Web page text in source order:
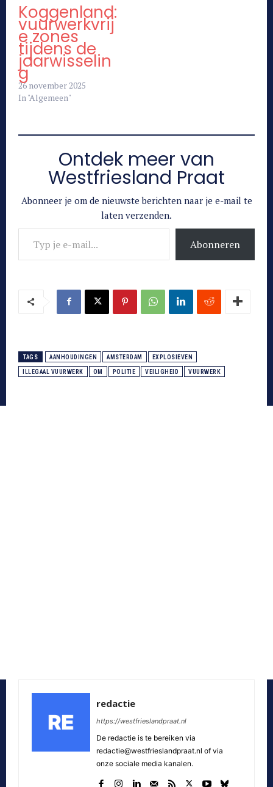
Koggenland:
vuurwerkvrij
e zones
tijdens de
jaarwisselin
g
26 november 2025
In "Algemeen"
Ontdek meer van
Westfriesland Praat
Abonneer je om de nieuwste berichten naar je e-mail te
laten verzenden.
Typ je e-mail...
Abonneren
TAGS AANHOUDINGEN AMSTERDAM EXPLOSIEVEN
ILLEGAAL VUURWERK OM POLITIE VEILIGHEID VUURWERK
redactie
https://westfrieslandpraat.nl
De redactie is te bereiken via
redactie@westfrieslandpraat.nl of via
onze sociale media kanalen.